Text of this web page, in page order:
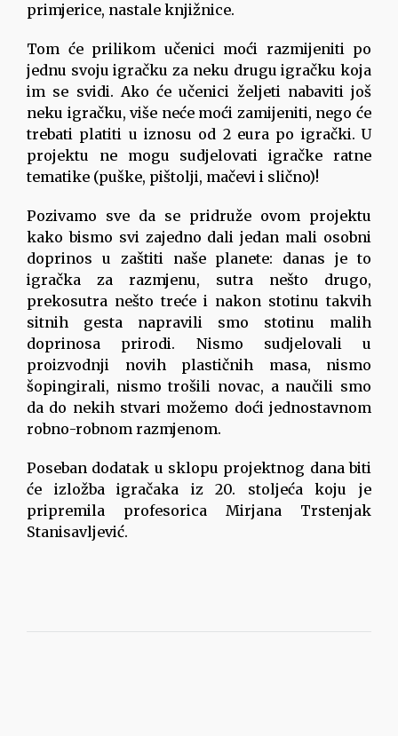
primjerice, nastale knjižnice.
Tom će prilikom učenici moći razmijeniti po
jednu svoju igračku za neku drugu igračku koja
im se svidi. Ako će učenici željeti nabaviti još
neku igračku, više neće moći zamijeniti, nego će
trebati platiti u iznosu od 2 eura po igrački. U
projektu ne mogu sudjelovati igračke ratne
tematike (puške, pištolji, mačevi i slično)!
Pozivamo sve da se pridruže ovom projektu
kako bismo svi zajedno dali jedan mali osobni
doprinos u zaštiti naše planete: danas je to
igračka za razmjenu, sutra nešto drugo,
prekosutra nešto treće i nakon stotinu takvih
sitnih gesta napravili smo stotinu malih
doprinosa prirodi. Nismo sudjelovali u
proizvodnji novih plastičnih masa, nismo
šopingirali, nismo trošili novac, a naučili smo
da do nekih stvari možemo doći jednostavnom
robno-robnom razmjenom.
Poseban dodatak u sklopu projektnog dana biti
će izložba igračaka iz 20. stoljeća koju je
pripremila profesorica Mirjana Trstenjak
Stanisavljević.